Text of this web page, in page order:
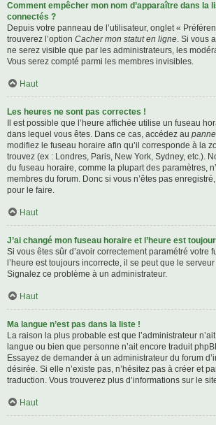
Comment empêcher mon nom d’apparaître dans la
connectés ?
Depuis votre panneau de l’utilisateur, onglet «
trouverez l’option Cacher mon statut en ligne. Si vous
ne serez visible que par les administrateurs, les
Vous serez compté parmi les membres invisibles.
Haut
Les heures ne sont pas correctes !
Il est possible que l’heure affichée utilise un fuseau
dans lequel vous êtes. Dans ce cas, accédez au
modifiez le fuseau horaire afin qu’il corresponde à la
trouvez (ex : Londres, Paris, New York, Sydney, etc.).
du fuseau horaire, comme la plupart des paramètres,
membres du forum. Donc si vous n’êtes pas
pour le faire.
Haut
J’ai changé mon fuseau horaire et l’heure est
Si vous êtes sûr d’avoir correctement paramétré votre
l’heure est toujours incorrecte, il se peut que le
Signalez ce problème à un administrateur.
Haut
Ma langue n’est pas dans la liste !
La raison la plus probable est que l’administrateur
langue ou bien que personne n’ait encore traduit
Essayez de demander à un administrateur du forum
désirée. Si elle n’existe pas, n’hésitez pas à créer et
traduction. Vous trouverez plus d’informations sur le
Haut